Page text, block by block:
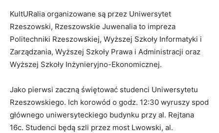
KultURalia organizowane są przez Uniwersytet
Rzeszowski, Rzeszowskie Juwenalia to impreza
Politechniki Rzeszowskiej, Wyższej Szkoły Informatyki i
Zarządzania, Wyższej Szkoły Prawa i Administracji oraz
Wyższej Szkoły Inżynieryjno-Ekonomicznej.
Jako pierwsi zaczną świętować studenci Uniwersytetu
Rzeszowskiego. Ich korowód o godz. 12:30 wyruszy spod
głównego uniwersyteckiego budynku przy al. Rejtana
16c. Studenci będą szli przez most Lwowski, al.